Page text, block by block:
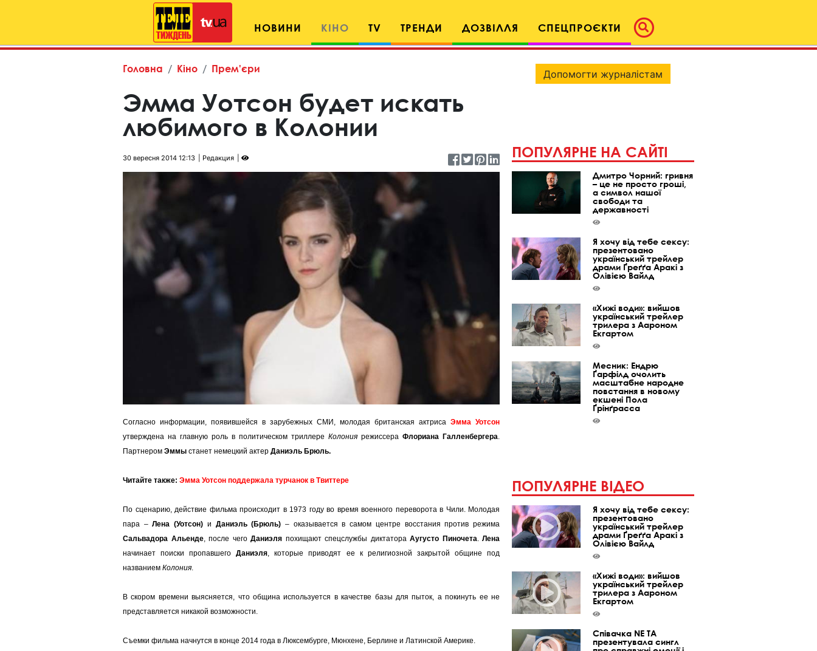
НОВИНИ КІНО TV ТРЕНДИ ДОЗВІЛЛЯ СПЕЦПРОЄКТИ
Головна Кіно Прем'єри
Эмма Уотсон будет искать
любимого в Колонии
30 вересня 2014 12:13 Редакция
Согласно информации, появившейся в зарубежных СМИ, молодая британская актриса Эмма Уотсон
утверждена на главную роль в политическом триллере Колония режиссера Флориана Галленбергера
Партнером Эммы станет немецкий актер Даниэль Брюль.
Читайте также: Эмма Уотсон поддержала турчанок в Твиттере
По сценарию, действие фильма происходит в 1973 году во время военного переворота в Чили. Молодая
пара –Лена (Уотсон) и Даниэль (Брюль) – оказывается в самом центре восстания против режима
Сальвадора Альенде, после чего Даниэля похищают спецслужбы диктатора Аугусто Пиночета
Лена
начинает поиски пропавшегоДаниэля , которые приводят ее к религиозной закрытой общине под
названием Колония
В скором времени выясняется, что община используется в качестве базы для пыток, а покинуть ее не
представляется никакой возможности.
Съемки фильма начнутся в конце 2014 года в Люксембурге, Мюнхене, Берлине и Латинской Америке.
Допомогти журналістам
ПОПУЛЯРНЕ НА САЙТІ
Дмитро Чорний: гривня
– це не просто гроші,
а символ нашої
свободи та
державності
Я хочу від тебе сексу:
презентовано
український трейлер
драми Ґреґґа Аракі з
Олівією Вайлд
«Хижі води»: вийшов
український трейлер
трилера з Аароном
Екгартом
Месник: Ендрю
Ґарфілд очолить
масштабне народне
повстання в новому
екшені Пола
Ґрінґрасса
ПОПУЛЯРНЕ ВІДЕО
Я хочу від тебе сексу:
презентовано
український трейлер
драми Ґреґґа Аракі з
Олівією Вайлд
«Хижі води»: вийшов
український трейлер
трилера з Аароном
Екгартом
Співачка NE TA
презентувала сингл